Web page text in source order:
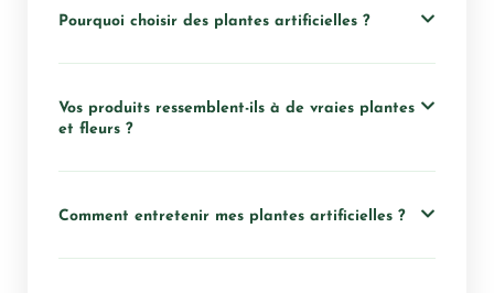
Pourquoi choisir des plantes artificielles ?
Vos produits ressemblent-ils à de vraies plantes
et fleurs ?
Comment entretenir mes plantes artificielles ?